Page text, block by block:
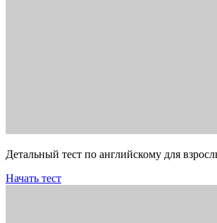
Детальный тест по английскому для
Начать тест